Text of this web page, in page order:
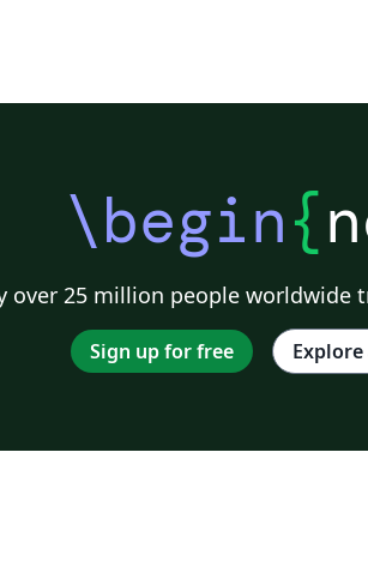
\begin{
over 25 million people worldwide
Sign up for free